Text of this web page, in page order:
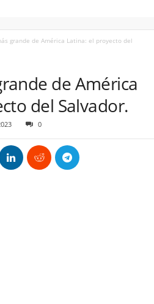
grande de América Latina: el proyecto del
de América
del Salvador.
0